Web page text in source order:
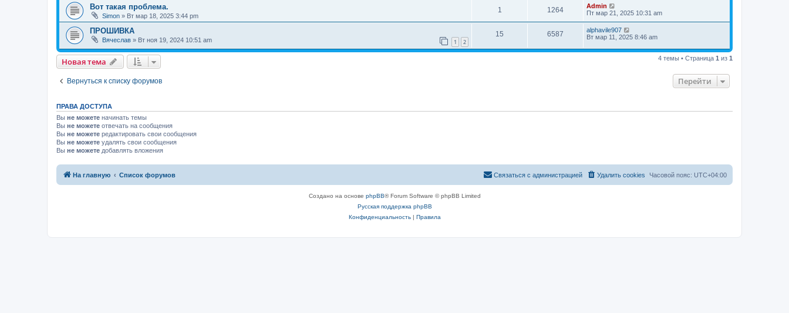
Вот такая проблема.
Simon » Вт мар 18, 2025 3:44 pm
1 1264
Admin
Пт мар 21, 2025 10:31 am
ПРОШИВКА
Вячеслав » Вт ноя 19, 2024 10:51 am 1 2
15 6587
alphavile907
Вт мар 11, 2025 8:46 am
Новая тема 4 темы • Страница 1 из 1
Вернуться к списку форумов Перейти
ПРАВА ДОСТУПА
Вы не можете начинать темы
Вы не можете отвечать на сообщения
Вы не можете редактировать свои сообщения
Вы не можете удалять свои сообщения
Вы не можете добавлять вложения
На главную Список форумов Часовой пояс: UTC+04:00
Удалить cookies
Связаться с администрацией
Создано на основе phpBB® Forum Software © phpBB Limited
Русская поддержка phpBB
Конфиденциальность| Правила